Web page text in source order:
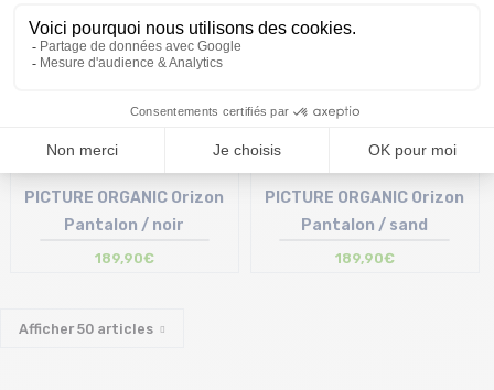
PICTURE ORGANIC Orizon
Pantalon / noir
189,90€
PICTURE ORGANIC Orizon
Pantalon / sand
189,90€
Afficher50 articles